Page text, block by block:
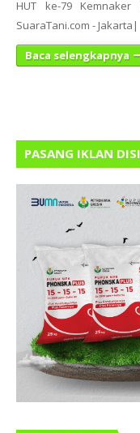
HUT ke-79
SuaraTani.com -
Baca selengkapnya
PASANG IKLAN